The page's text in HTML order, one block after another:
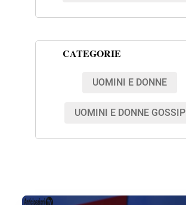
CATEGORIE
UOMINI E DONNE
UOMINI E DONNE GOSSIP